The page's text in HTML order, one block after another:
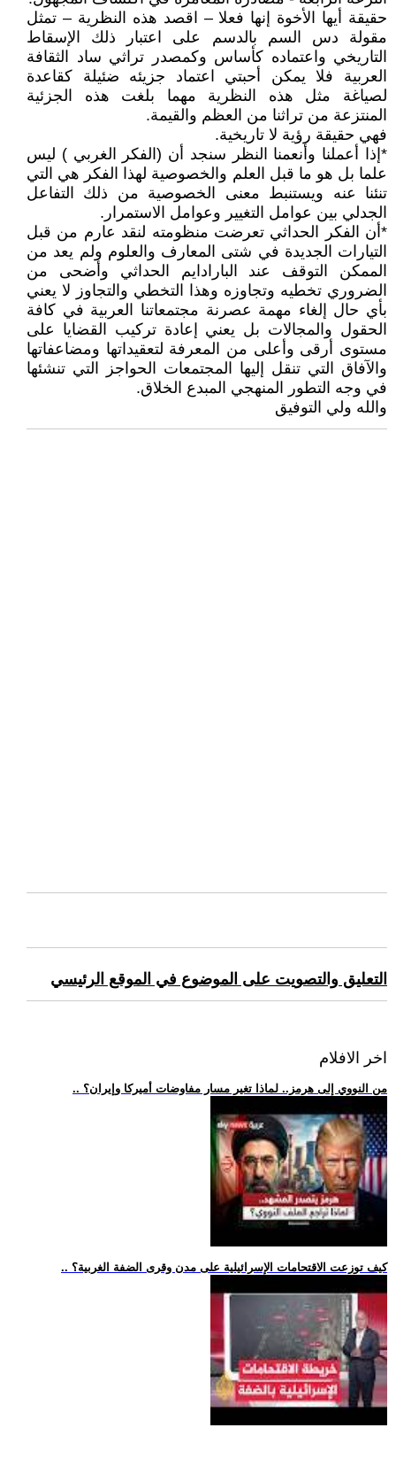
حقيقة أيها الأخوة إنها فعلا – اقصد هذه النظرية – تمثل
مقولة دس السم بالدسم على اعتبار ذلك الإسقاط
التاريخي واعتماده كأساس وكمصدر تراثي ساد الثقافة
العربية فلا يمكن أحبتي اعتماد جزيئه ضئيلة كقاعدة
لصياغة مثل هذه النظرية مهما بلغت هذه الجزئية
المنتزعة من تراثنا من العظم والقيمة.
فهي حقيقة رؤية لا تاريخية.
*إذا أعملنا وأنعمنا النظر سنجد أن (الفكر الغربي ) ليس
علما بل هو ما قبل العلم والخصوصية لهذا الفكر هي التي
تنئنا عنه ويستنبط معنى الخصوصية من ذلك التفاعل
الجدلي بين عوامل التغيير وعوامل الاستمرار.
*أن الفكر الحداثي تعرضت منظومته لنقد عارم من قبل
التيارات الجديدة في شتى المعارف والعلوم ولم يعد من
الممكن التوقف عند البارادايم الحداثي وأضحى من
الضروري تخطيه وتجاوزه وهذا التخطي والتجاوز لا يعني
بأي حال إلغاء مهمة عصرنة مجتمعاتنا العربية في كافة
الحقول والمجالات بل يعني إعادة تركيب القضايا على
مستوى أرقى وأعلى من المعرفة لتعقيداتها ومضاعفاتها
والآفاق التي تنقل إليها المجتمعات الحواجز التي تنشئها
في وجه التطور المنهجي المبدع الخلاق.
والله ولي التوفيق
التعليق والتصويت على الموضوع في الموقع الرئيسي
اخر الافلام
.. من النووي إلى هرمز.. لماذا تغير مسار مفاوضات أميركا وإيران؟
.. كيف توزعت الاقتحامات الإسرائيلية على مدن وقرى الضفة الغربية؟